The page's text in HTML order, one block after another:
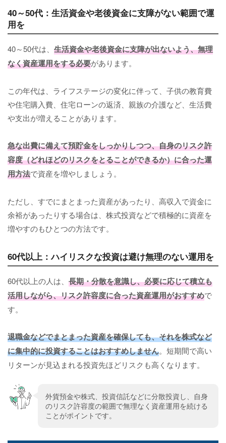
40～50代：生活資金や老後資金に支障がない範囲で運
用を
40～50代は、 生活資金や老後資金に支障が出ないよう、無理
なく資産運用をする必要があります。
この年代は、ライフステージの変化に伴って、子供の教育費
や住宅購入費、住宅ローンの返済、親族の介護など、生活費
や支出が増えることがあります。
急な出費に備えて預貯金をしっかりしつつ、自身のリスク許
容度（どれほどのリスクをとることができるか）に合った運
用方法で資産を増やしましょう。
ただし、すでにまとまった資産があったり、高収入で資金に
余裕があったりする場合は、株式投資などで積極的に資産を
増やすのもひとつの方法です。
60代以上：ハイリスクな投資は避け無理のない運用を
60代以上の人は、 長期・分散を意識し、必要に応じて積立も
活用しながら、リスク許容度に合った資産運用がおすすめで
す。
退職金などでまとまった資産を確保しても、それを株式など
に集中的に投資することはおすすめしません。短期間で高い
リターンが見込まれる投資先ほどリスクも高くなります。
外貨預金や株式、投資信託などに分散投資し、自身
のリスク許容度の範囲で無理なく資産運用を続ける
ことがポイントです。